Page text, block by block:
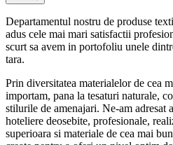
Departamentul nostru de produse
adus cele mai mari satisfactii
scurt sa avem in portofoliu unele
tara.
Prin diversitatea materialelor de cea
importam, pana la tesaturi naturale,
stilurile de amenajari. Ne-am adresat
hoteliere deosebite, profesionale,
superioara si materiale de cea mai